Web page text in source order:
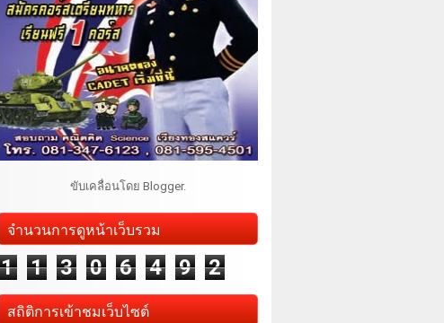
ขับเคลื่อนโดย Blogger.
จำนวนการดูหน้าเว็บรวม
1 1 3 0 6 4 9 2
สถิติการเข้าชมเว็บไซต์